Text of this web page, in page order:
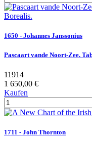
1650 - Johannes Janssonius
Pascaart vande Noort-Zee.
11914
1 650,00 €
Kaufen
1711 - John Thornton